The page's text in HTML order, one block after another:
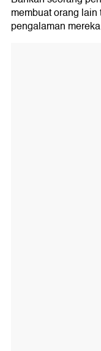
membuat orang
pengalaman